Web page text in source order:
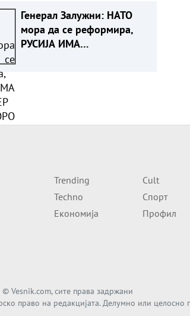
Генерал Залужни: НАТО
мора да се реформира,
РУСИЈА ИМА
Trending
Techno
Економија
Cult
Спорт
Профил
© Vesnik.com, сите права задржани
право на редакцијата. Делумно или целосно